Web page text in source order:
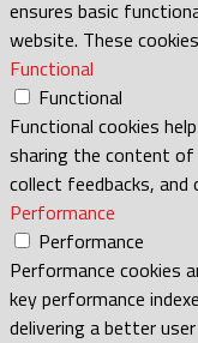
ensures basic
website. These
Functional
Functional
Functional cookies
sharing the content
collect feedbacks,
Performance
Performance
Performance cookies
key performance
delivering a better